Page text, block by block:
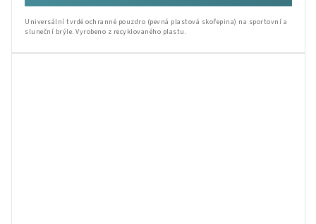
Universální tvrdé ochranné pouzdro (pevná plastová skořepina) na sportovní a